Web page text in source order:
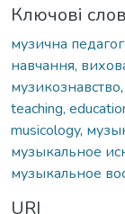
Ключові
музична
навчання,
музикознавство,
teaching,
musicology,
музыкальное
музыкальное
URI